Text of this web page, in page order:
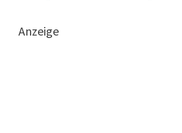
Anzeige